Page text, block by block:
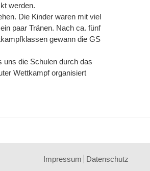
werden.
Die Kinder waren mit viel
paar Tränen. Nach ca. fünf
gewann die GS
uns die Schulen durch das
Wettkampf organisiert
Impressum Datenschutz